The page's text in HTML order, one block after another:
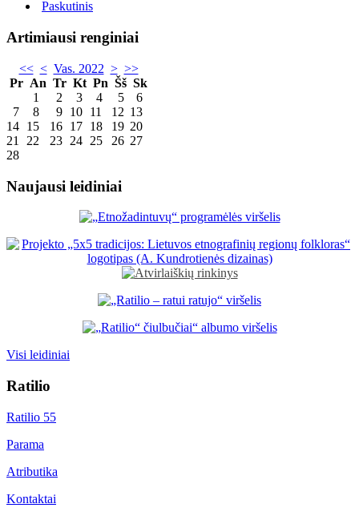
Paskutinis
Artimiausi renginiai
<< < Vas. 2022 > >>
Pr An Tr Kt Pn Šš Sk
1
2 3 4 5
6
7
8 9 10 11 12 13
14 15 16 17 18 19 20
21
22 23 24 25 26 27
28
Naujausi leidiniai
Visi leidiniai
Ratilio
Ratilio 55
Parama
Atributika
Kontaktai